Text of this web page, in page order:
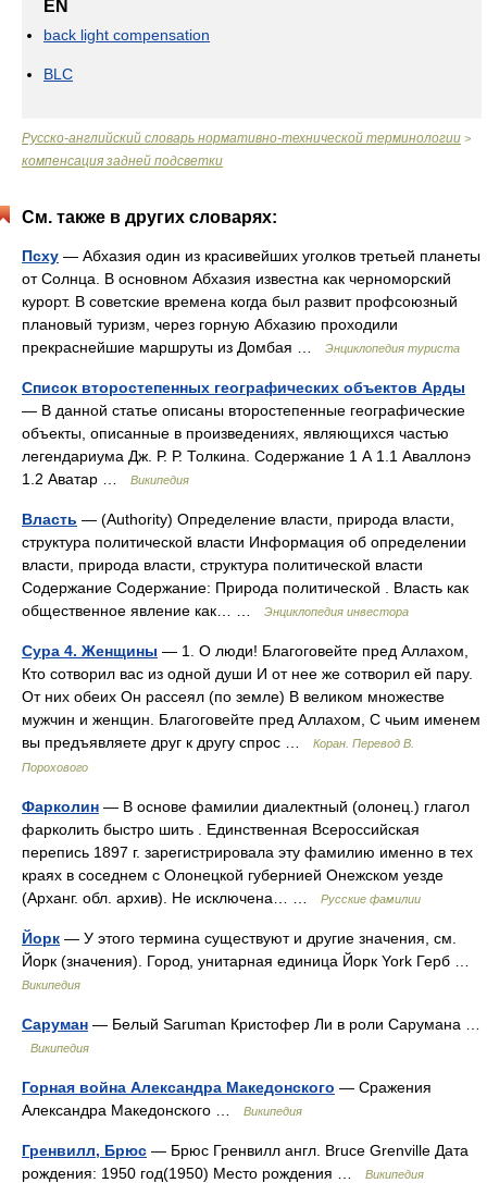
EN
back light compensation
BLC
Русско-английский словарь нормативно-технической терминологии >
компенсация задней подсветки
См. также в других словарях:
Псху — Абхазия один из красивейших уголков третьей планеты
от Солнца. В основном Абхазия известна как черноморский
курорт. В советские времена когда был развит профсоюзный
плановый туризм, через горную Абхазию проходили
прекраснейшие маршруты из Домбая …
Энциклопедия туриста
Список второстепенных географических объектов Арды
— В данной статье описаны второстепенные географические
объекты, описанные в произведениях, являющихся частью
легендариума Дж. Р. Р. Толкина. Содержание 1 А 1.1 Аваллонэ
1.2 Аватар …
Википедия
Власть — (Authority) Определение власти, природа власти,
структура политической власти Информация об определении
власти, природа власти, структура политической власти
Содержание Содержание: Природа политической . Власть как
общественное явление как… …
Энциклопедия инвестора
Сура 4. Женщины — 1. О люди! Благоговейте пред Аллахом,
Кто сотворил вас из одной души И от нее же сотворил ей пару.
От них обеих Он рассеял (по земле) В великом множестве
мужчин и женщин. Благоговейте пред Аллахом, С чьим именем
вы предъявляете друг к другу спрос …
Коран. Перевод В.
Порохового
Фарколин — В основе фамилии диалектный (олонец.) глагол
фарколить быстро шить . Единственная Всероссийская
перепись 1897 г. зарегистрировала эту фамилию именно в тех
краях в соседнем с Олонецкой губернией Онежском уезде
(Арханг. обл. архив). Не исключена… …
Русские фамилии
Йорк — У этого термина существуют и другие значения, см.
Йорк (значения). Город, унитарная единица Йорк York Герб …
Википедия
Саруман — Белый Saruman Кристофер Ли в роли Сарумана …
Википедия
Горная война Александра Македонского — Сражения
Александра Македонского …
Википедия
Гренвилл, Брюс — Брюс Гренвилл англ. Bruce Grenville Дата
рождения: 1950 год(1950) Место рождения …
Википедия